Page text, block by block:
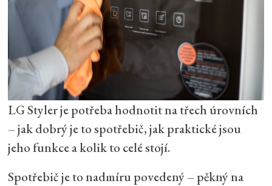
LG Styler je potřeba hodnotit na třech úrovních
– jak dobrý je to spotřebič, jak praktické jsou
jeho funkce a kolik to celé stojí.
Spotřebič je to nadmíru povedený – pěkný na